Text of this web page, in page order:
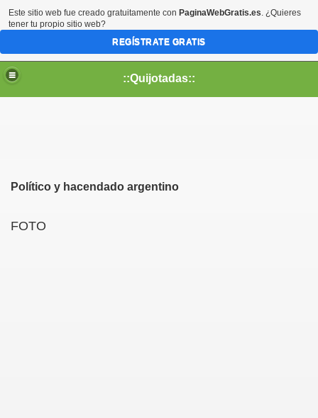
::Quijotadas::
Político y hacendado argentino
FOTO
Este sitio web fue creado gratuitamente con PaginaWebGratis.es. ¿Quieres
tener tu propio sitio web?
REGÍSTRATE GRATIS